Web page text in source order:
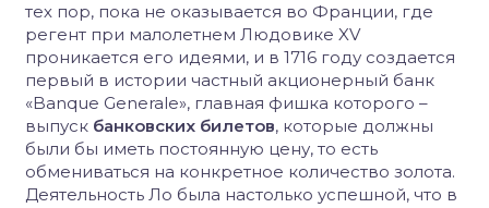
тех пор, пока не оказывается во Франции, где
регент при малолетнем Людовике XV
проникается его идеями, и в 1716 году создается
первый в истории частный акционерный банк
«Banque Generale», главная фишка которого –
выпуск банковских билетов, которые должны
были бы иметь постоянную цену, то есть
обмениваться на конкретное количество золота.
Деятельность Ло была настолько успешной, что в